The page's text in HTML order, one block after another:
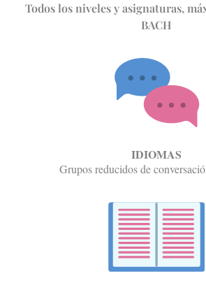
Todos los niveles y asignaturas,
BACH
IDIOMAS
Grupos reducidos de